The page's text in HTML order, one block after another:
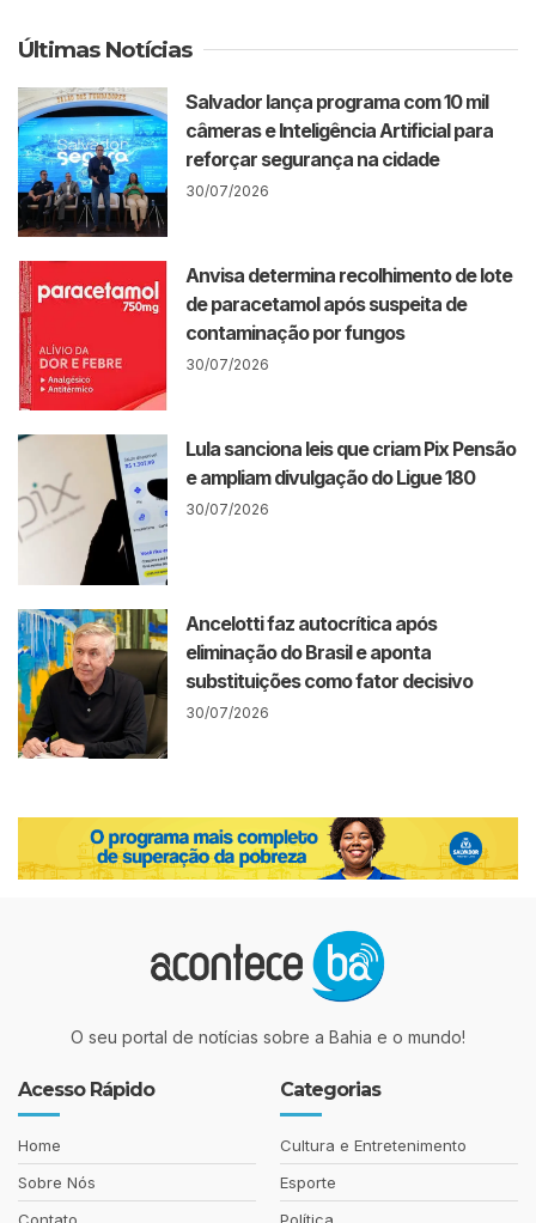
Últimas Notícias
Salvador lança programa com 10 mil
câmeras e Inteligência Artificial para
reforçar segurança na cidade
30/07/2026
Anvisa determina recolhimento de lote
de paracetamol após suspeita de
contaminação por fungos
30/07/2026
Lula sanciona leis que criam Pix Pensão
e ampliam divulgação do Ligue 180
30/07/2026
Ancelotti faz autocrítica após
eliminação do Brasil e aponta
substituições como fator decisivo
30/07/2026
O seu portal de notícias sobre a Bahia e o mundo!
Acesso Rápido
Home
Sobre Nós
Contato
Categorias
Cultura e Entretenimento
Esporte
Política